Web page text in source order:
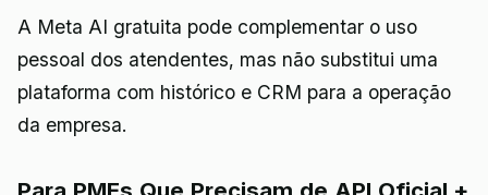
A Meta AI gratuita pode complementar o uso
pessoal dos atendentes, mas não substitui uma
plataforma com histórico e CRM para a operação
da empresa.